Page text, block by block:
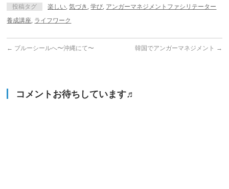
投稿タグ 楽しい,気づき,学び, アンガーマネジメントファシリテーター
養成講座, ライフワーク
← ブルーシールへ〜沖縄にて〜 韓国でアンガーマネジメント →
コメントお待ちしています♬